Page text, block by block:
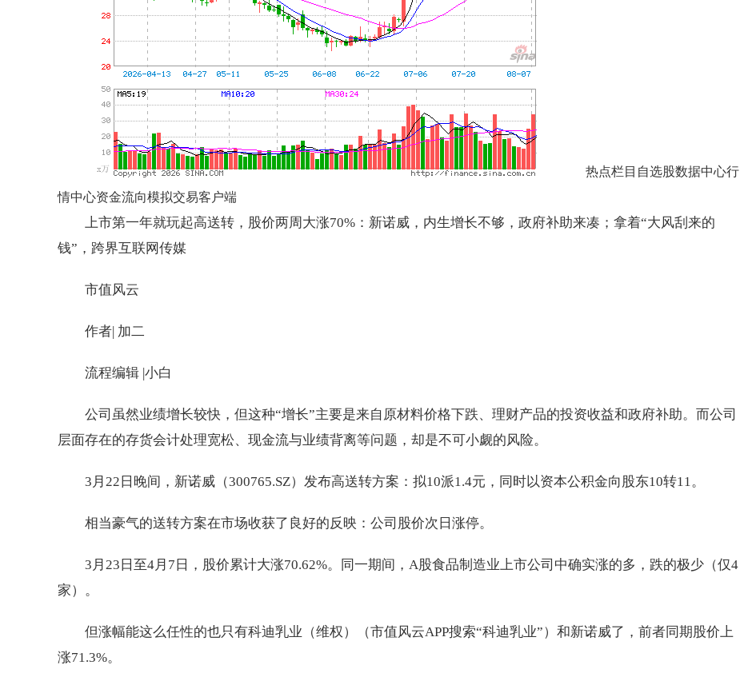
热点栏目 自选股数据中心行
情中心资金流向模拟交易客户端
上市第一年就玩起高送转，股价两周大涨70%：新诺威，内生增长不够，政府补助来凑；拿着“大风刮来的
钱”，跨界互联网传媒
市值风云
作者| 加二
流程编辑 |小白
公司虽然业绩增长较快，但这种“增长”主要是来自原材料价格下跌、理财产品的投资收益和政府补助。而公司
层面存在的存货会计处理宽松、现金流与业绩背离等问题，却是不可小觑的风险。
3月22日晚间，新诺威（300765.SZ）发布高送转方案：拟10派1.4元，同时以资本公积金向股东10转11。
相当豪气的送转方案在市场收获了良好的反映：公司股价次日涨停。
3月23日至4月7日，股价累计大涨70.62%。同一期间，A股食品制造业上市公司中确实涨的多，跌的极少（仅4
家）。
但涨幅能这么任性的也只有科迪乳业（维权）（市值风云APP搜索“科迪乳业”）和新诺威了，前者同期股价上
涨71.3%。